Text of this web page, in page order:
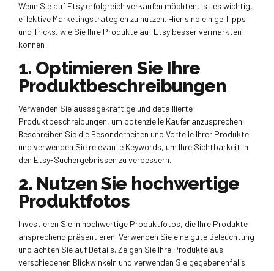
Wenn Sie auf Etsy erfolgreich verkaufen möchten, ist es wichtig,
effektive Marketingstrategien zu nutzen. Hier sind einige Tipps
und Tricks, wie Sie Ihre Produkte auf Etsy besser vermarkten
können:
1. Optimieren Sie Ihre
Produktbeschreibungen
Verwenden Sie aussagekräftige und detaillierte
Produktbeschreibungen, um potenzielle Käufer anzusprechen.
Beschreiben Sie die Besonderheiten und Vorteile Ihrer Produkte
und verwenden Sie relevante Keywords, um Ihre Sichtbarkeit in
den Etsy-Suchergebnissen zu verbessern.
2. Nutzen Sie hochwertige
Produktfotos
Investieren Sie in hochwertige Produktfotos, die Ihre Produkte
ansprechend präsentieren. Verwenden Sie eine gute Beleuchtung
und achten Sie auf Details. Zeigen Sie Ihre Produkte aus
verschiedenen Blickwinkeln und verwenden Sie gegebenenfalls